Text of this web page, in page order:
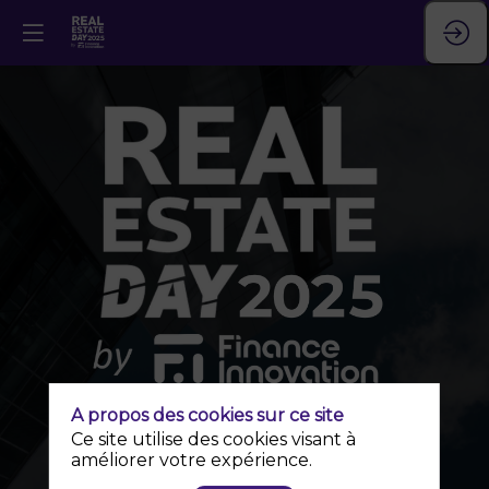
A propos des cookies sur ce site
Ce site utilise des cookies visant à
améliorer votre expérience.